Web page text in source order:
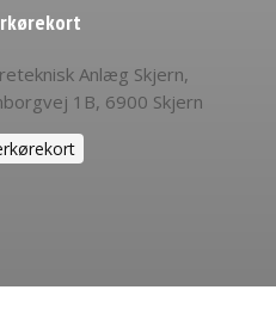
Anlæg Skjern,
1B, 6900 Skjern